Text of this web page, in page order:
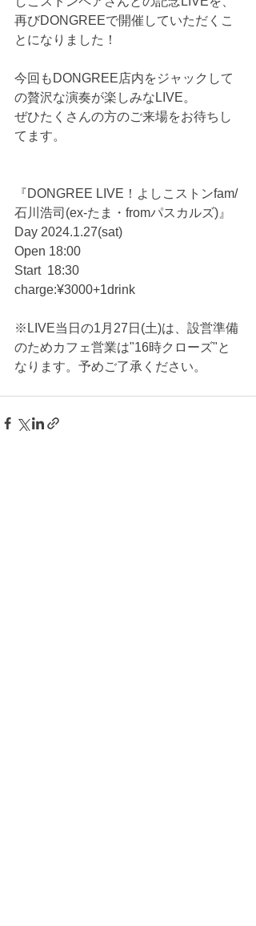
再びDONGREEで開催していただくこ
とになりました！
今回もDONGREE店内をジャックして
の贅沢な演奏が楽しみなLIVE。
ぜひたくさんの方のご来場をお待ちし
てます。
『DONGREE LIVE！よしこストンfam/
石川浩司(ex-たま・fromパスカルズ)』
Day 2024.1.27(sat)
Open 18:00
Start  18:30
charge:¥3000+1drink
※LIVE当日の1月27日(土)は、設営準備
のためカフェ営業は"16時クローズ"と
なります。予めご了承ください。